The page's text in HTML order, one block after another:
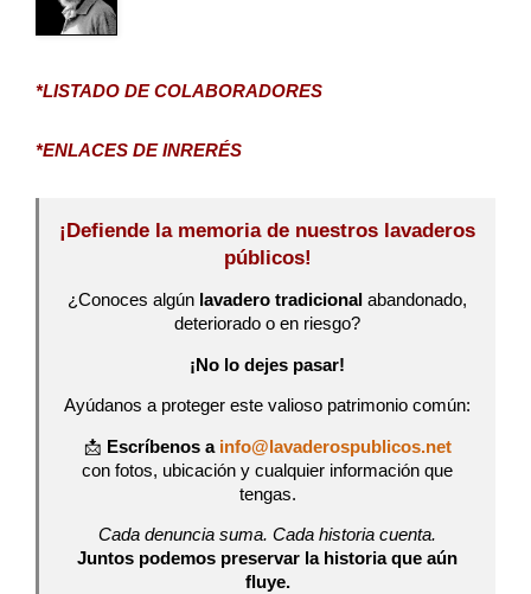
*LISTADO DE COLABORADORES
*ENLACES DE INRERÉS
¡Defiende la memoria de nuestros lavaderos
públicos!
¿Conoces algún lavadero tradicional abandonado,
deteriorado o en riesgo?
¡No lo dejes pasar!
Ayúdanos a proteger este valioso patrimonio común:
📩 Escríbenos a info@lavaderospublicos.net
con fotos, ubicación y cualquier información que
tengas.
Cada denuncia suma. Cada historia cuenta.
Juntos podemos preservar la historia que aún
fluye.